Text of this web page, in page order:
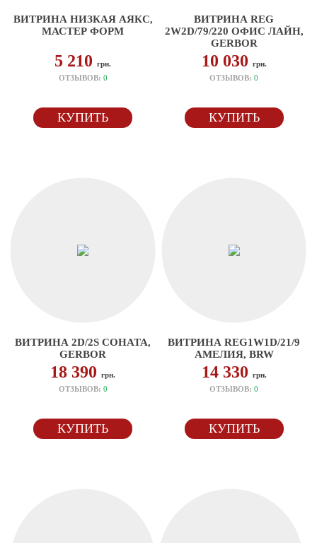
ВИТРИНА НИЗКАЯ АЯКС,
МАСТЕР ФОРМ
5 210грн.
ОТЗЫВОВ: 0
КУПИТЬ
ВИТРИНА REG
2W2D/79/220 ОФИС ЛАЙН,
GERBOR
10 030 грн.
ОТЗЫВОВ:0
КУПИТЬ
ВИТРИНА 2D/2S СОНАТА,
GERBOR
18 390грн.
ОТЗЫВОВ: 0
КУПИТЬ
ВИТРИНА REG1W1D/21/9
АМЕЛИЯ, BRW
14 330 грн.
ОТЗЫВОВ:0
КУПИТЬ